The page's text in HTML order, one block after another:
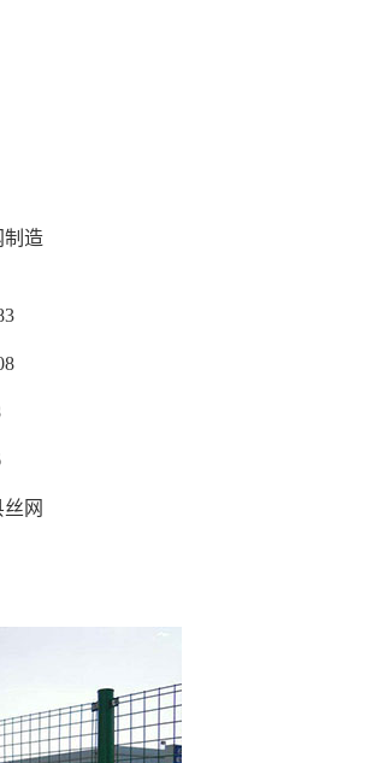
制造
网